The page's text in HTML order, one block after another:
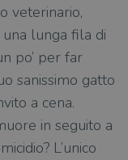
veterinario,
una lunga fila di
po’ per far
sanissimo gatto
a cena.
in seguito a
L’unico